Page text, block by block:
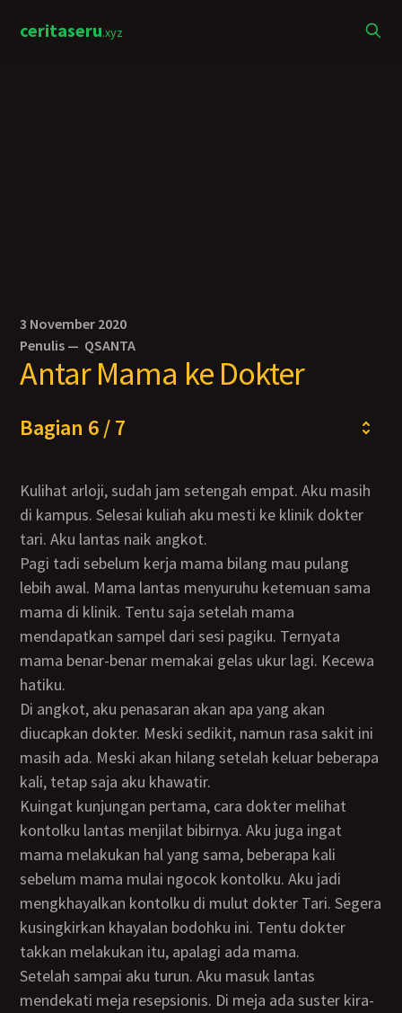
ceritaseru.xyz
3 November 2020
Penulis — QSANTA
Antar Mama ke Dokter
Bagian 6 / 7
Kulihat arloji, sudah jam setengah empat. Aku masih
di kampus. Selesai kuliah aku mesti ke klinik dokter
tari. Aku lantas naik angkot.
Pagi tadi sebelum kerja mama bilang mau pulang
lebih awal. Mama lantas menyuruhu ketemuan sama
mama di klinik. Tentu saja setelah mama
mendapatkan sampel dari sesi pagiku. Ternyata
mama benar-benar memakai gelas ukur lagi. Kecewa
hatiku.
Di angkot, aku penasaran akan apa yang akan
diucapkan dokter. Meski sedikit, namun rasa sakit ini
masih ada. Meski akan hilang setelah keluar beberapa
kali, tetap saja aku khawatir.
Kuingat kunjungan pertama, cara dokter melihat
kontolku lantas menjilat bibirnya. Aku juga ingat
mama melakukan hal yang sama, beberapa kali
sebelum mama mulai ngocok kontolku. Aku jadi
mengkhayalkan kontolku di mulut dokter Tari. Segera
kusingkirkan khayalan bodohku ini. Tentu dokter
takkan melakukan itu, apalagi ada mama.
Setelah sampai aku turun. Aku masuk lantas
mendekati meja resepsionis. Di meja ada suster kira-